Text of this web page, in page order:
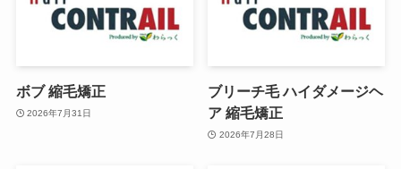
ボブ 縮毛矯正
2026年7月31日
ブリーチ毛 ハイダメージヘ
ア 縮毛矯正
2026年7月28日